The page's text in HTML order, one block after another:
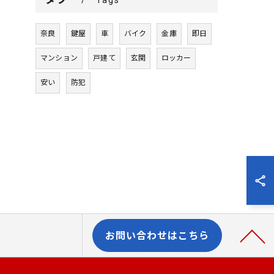
奈良 鍵屋 車 バイク 金庫 即日
マンション 戸建て 玄関 ロッカー
安い 防犯
お問い合わせはこちら